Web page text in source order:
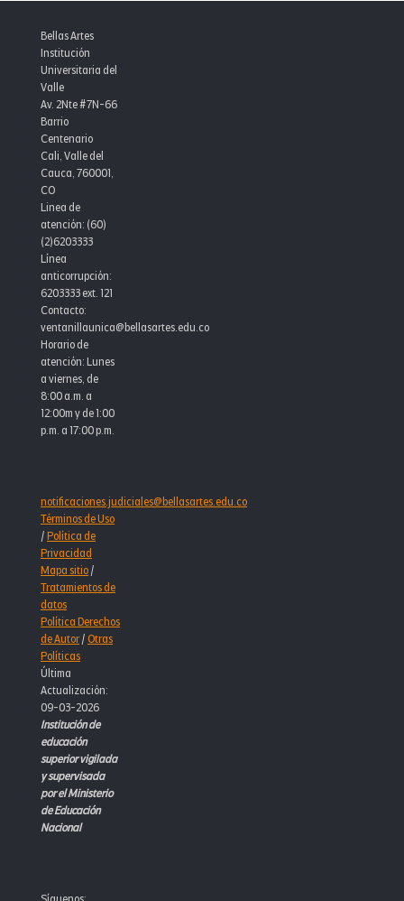
de
95,4
el
la
Bellas Artes
Institución
Universitaria del
Valle
Av. 2Nte #7N-66
Barrio
Centenario
Cali, Valle del
Cauca, 760001,
CO
Linea de
atención: (60)
(2)6203333
Línea
anticorrupción:
6203333 ext. 121
Contacto:
ventanillaunica@bellasartes.edu.co
Horario de
atención: Lunes
a viernes, de
8:00 a.m. a
12:00m y de 1:00
p.m. a 17:00 p.m.
notificaciones.judiciales@bellasartes.edu.co
Términos de Uso
/Política de
Privacidad
Mapa sitio/
Tratamientos de
datos
Política Derechos
de Autor/Otras
Políticas
Última
Actualización:
09-03-2026
Institución de
educación
superior vigilada
y supervisada
por el Ministerio
de Educación
Nacional